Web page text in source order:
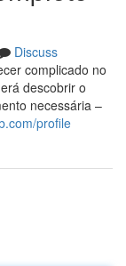
Discuss
complicado no
descobrir o
necessária –
profile